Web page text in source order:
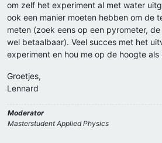
om zelf het experiment al met water
ook een manier moeten hebben om de
meten (zoek eens op een pyrometer,
wel betaalbaar). Veel succes met het
experiment en hou me op de hoogte als
Groetjes,
Lennard
Moderator
Masterstudent Applied Physics